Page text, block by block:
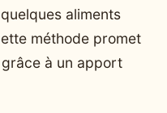
aliments
méthode promet
grâce à un apport